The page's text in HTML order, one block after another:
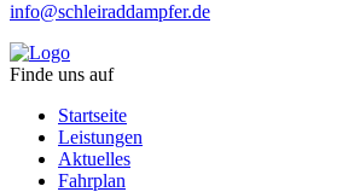
info@schleiraddampfer.de
Finde uns auf
Startseite
Leistungen
Aktuelles
Fahrplan